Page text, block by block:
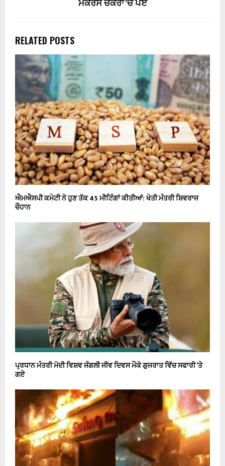
ਮੇਕਰਸ ਚੱਕਰਾਂ ‘ਚ ਪਏ
RELATED POSTS
ਐਮਐਸਪੀ ਕਮੇਟੀ ਨੇ ਹੁਣ ਤੱਕ 45 ਮੀਟਿੰਗਾਂ ਕੀਤੀਆਂ: ਖੇਤੀ ਮੰਤਰੀ ਸ਼ਿਵਰਾਜ
ਚੌਹਾਨ
ਪ੍ਰਧਾਨ ਮੰਤਰੀ ਮੋਦੀ ਵਿਸ਼ਵ ਜੰਗਲੀ ਜੀਵ ਦਿਵਸ ਮੌਕੇ ਗੁਜਰਾਤ ਵਿੱਚ ਸਫਾਰੀ ’ਤੇ
ਗਏ